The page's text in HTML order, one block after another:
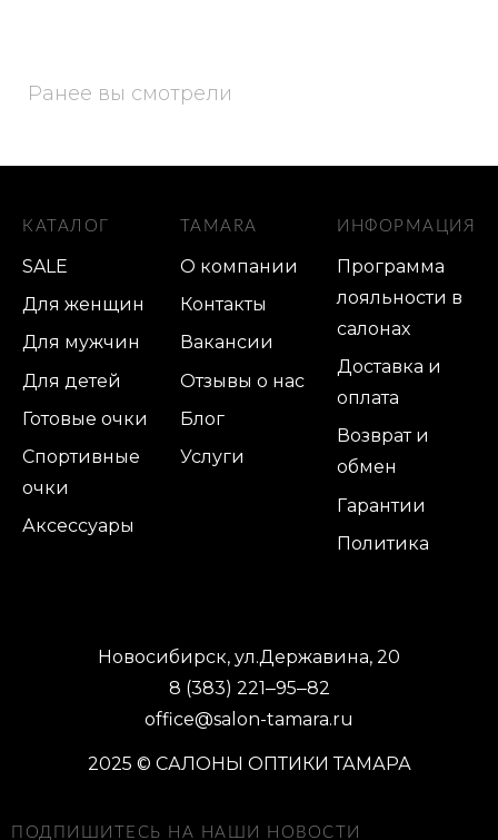
Ранее вы смотрели
КАТАЛОГ
SALE
Для женщин
Для мужчин
Для детей
Готовые очки
Спортивные
очки
Аксессуары
TAMARA
О компании
Контакты
Вакансии
Отзывы о нас
Блог
Услуги
ИНФОРМАЦИЯ
Программа
лояльности в
салонах
Доставка и
оплата
Возврат и
обмен
Гарантии
Политика
Новосибирск, ул.Державина, 20
8 (383) 221‒95‒82
office@salon-tamara.ru
2025 © САЛОНЫ ОПТИКИ ТАМАРА
ПОДПИШИТЕСЬ НА НАШИ НОВОСТИ